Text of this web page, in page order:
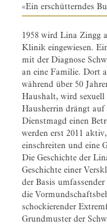
«Ein erschütterndes
1958 wird Lina Zingg
Klinik eingewiesen.
mit der Diagnose
an eine Familie. Dort
während über 50
Haushalt, wird
Hausherrin drängt
Dienstmagd einen
werden erst 2011
einschreiten und eine
Die Geschichte der
Geschichte einer
der Basis
die
schockierender
Grundmuster der